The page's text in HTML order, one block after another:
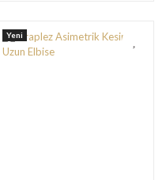
Yeni